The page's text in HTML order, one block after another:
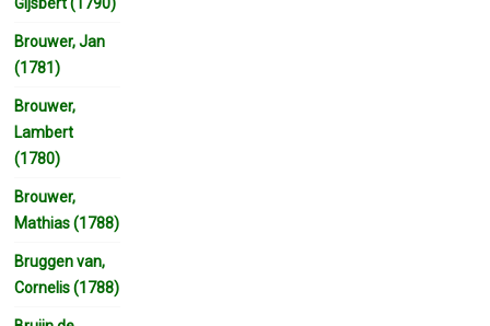
Brouwer, Jan
(1781)
Brouwer,
Lambert
(1780)
Brouwer,
Mathias (1788)
Bruggen van,
Cornelis (1788)